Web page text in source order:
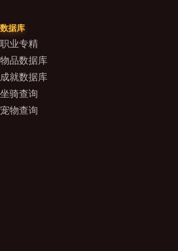
数据库
职业专精
物品数据库
成就数据库
坐骑查询
宠物查询